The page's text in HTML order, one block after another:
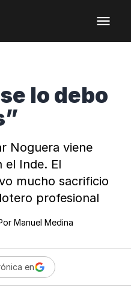
lo debo
Noguera viene
el Inde. El
mucho sacrificio
profesional
Manuel Medina
en